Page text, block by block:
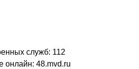
служб: 112
онлайн: 48.mvd.ru